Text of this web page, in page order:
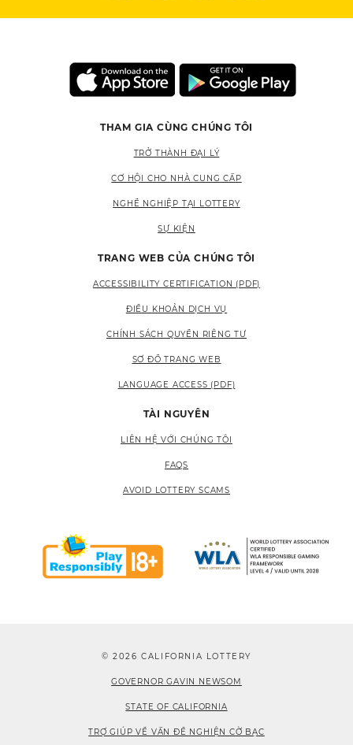
THAM GIA CÙNG CHÚNG TÔI
TRỞ THÀNH ĐẠI LÝ
CƠ HỘI CHO NHÀ CUNG CẤP
NGHỀ NGHIỆP TẠI LOTTERY
SỰ KIỆN
TRANG WEB CỦA CHÚNG TÔI
ACCESSIBILITY CERTIFICATION (PDF)
ĐIỀU KHOẢN DỊCH VỤ
CHÍNH SÁCH QUYỀN RIÊNG TƯ
SƠ ĐỒ TRANG WEB
LANGUAGE ACCESS (PDF)
TÀI NGUYÊN
LIÊN HỆ VỚI CHÚNG TÔI
FAQS
AVOID LOTTERY SCAMS
© 2026 CALIFORNIA LOTTERY
GOVERNOR GAVIN NEWSOM
STATE OF CALIFORNIA
TRỢ GIÚP VỀ VẤN ĐỀ NGHIỆN CỜ BẠC